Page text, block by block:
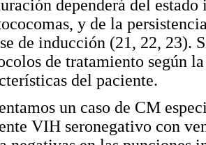
dependerá del
y de la
de inducción (21, 22, 23).
de tratamiento según
del paciente.
un caso de CM
VIH seronegativo con